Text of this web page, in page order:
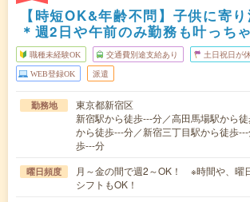
【時短OK&年齢不問】子供に寄
＊週2日や午前のみ勤務も叶っち
職種未経験OK 交通費別途支給あり 土日祝日が
WEB登録OK 派遣
勤務地
東京都新宿区
新宿駅から徒歩---分／高田馬場駅から
から徒歩---分／新宿三丁目駅から徒歩
歩---分
曜日頻度
月～金の間で週2～OK！ ※時間や、曜
シフトもOK！